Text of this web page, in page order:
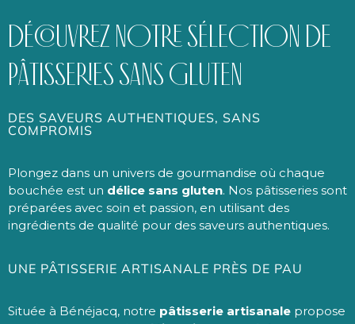
DÉCOUVREZ NOTRE SÉLECTION DE
PÂTISSERIES SANS GLUTEN
DES SAVEURS AUTHENTIQUES, SANS
COMPROMIS
Plongez dans un univers de gourmandise où chaque
bouchée est un délice sans gluten. Nos pâtisseries sont
préparées avec soin et passion, en utilisant des
ingrédients de qualité pour des saveurs authentiques.
UNE PÂTISSERIE ARTISANALE PRÈS DE PAU
Située à Bénéjacq, notre pâtisserie artisanale propose